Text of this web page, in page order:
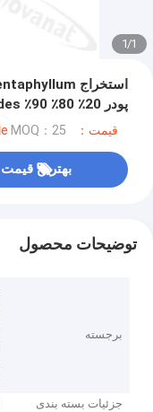
1
/
1
پودر 20٪ 80٪ 90٪ Gypenosides / برچسب پاک
قیمت：negotiable MOQ：25 کیلوگرم
بهترین قیمت
توضیحات محصول
برجسته
جزئیات بسته بندی